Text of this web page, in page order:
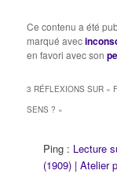
Ce contenu a été
marqué avec
en favori avec son
3 RÉFLEXIONS SUR «
SENS ? »
Ping : Lecture
(1909) | Atelier